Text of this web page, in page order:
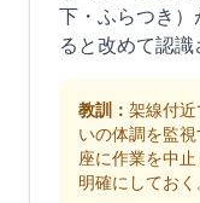
下・ふらつき
ると改めて認識
教訓： 架線付
いの体調を監
座に作業を中
明確にしておく